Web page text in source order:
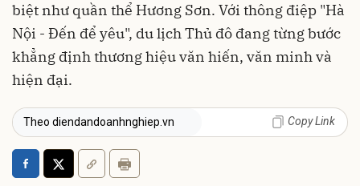
biệt như quần thể Hương Sơn. Với thông điệp "Hà
Nội - Đến để yêu", du lịch Thủ đô đang từng bước
khẳng định thương hiệu văn hiến, văn minh và
hiện đại.
Theo diendandoanhnghiep.vn Copy Link